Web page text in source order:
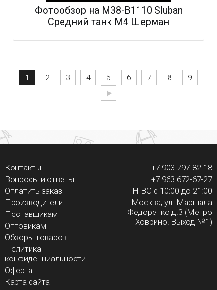
Фотообзор на M38-B1110 Sluban
Средний танк M4 Шерман
1 2 3 4 5 6 7 8 9
Контакты
Вопросы и ответы
Оплатить заказ
Производители
Поставщикам
Оптовикам
Обзоры товаров
Политика
конфиденциальности
Оферта
Карта сайта
+7 903 797-82-18
+7 963 672-67-27
ПН-ВС с 10:00 до 21:00
Москва, ул. Маршала
Федоренко д.3 (Метро
Ховрино. Выход №1)